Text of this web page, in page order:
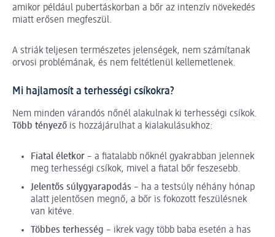
amikor például pubertáskorban a bőr az intenzív növekedés
miatt erősen megfeszül.
A striák teljesen természetes jelenségek, nem számítanak
orvosi problémának, és nem feltétlenül kellemetlenek.
Mi hajlamosít a terhességi csíkokra?
Nem minden várandós nőnél alakulnak ki terhességi csíkok.
Több tényező is hozzájárulhat a kialakulásukhoz:
Fiatal életkor – a fiatalabb nőknél gyakrabban jelennek
meg terhességi csíkok, mivel a fiatal bőr feszesebb.
Jelentős súlygyarapodás – ha a testsúly néhány hónap
alatt jelentősen megnő, a bőr is fokozott feszülésnek
van kitéve.
Többes terhesség – ikrek vagy több baba esetén a has